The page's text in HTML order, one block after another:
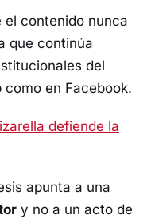
el contenido nunca
que continúa
del
en Facebook.
defiende la
apunta a una
y no a un acto de